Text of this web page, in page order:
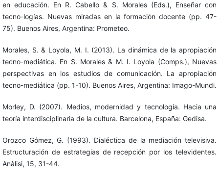
en educación. En R. Cabello & S. Morales (Eds.), Enseñar con
tecno-logías. Nuevas miradas en la formación docente (pp. 47-
75). Buenos Aires, Argentina: Prometeo.
Morales, S. & Loyola, M. I. (2013). La dinámica de la apropiación
tecno-mediática. En S. Morales & M. I. Loyola (Comps.), Nuevas
perspectivas en los estudios de comunicación. La apropiación
tecno-mediática (pp. 1-10). Buenos Aires, Argentina: Imago-Mundi.
Morley, D. (2007). Medios, modernidad y tecnología. Hacia una
teoría interdisciplinaria de la cultura. Barcelona, España: Gedisa.
Orozco Gómez, G. (1993). Dialéctica de la mediación televisiva.
Estructuración de estrategias de recepción por los televidentes.
Anàlisi, 15, 31-44.